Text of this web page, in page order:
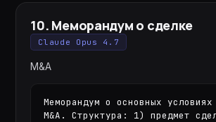
10. Меморандум о сделке
Claude Opus 4.7
M&A
Меморандум о основных условиях
M&A. Структура: 1) предмет